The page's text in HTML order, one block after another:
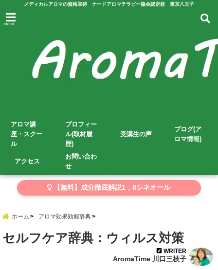
メディカルアロマの資格取得 ナードアロマテラピー協会認定校 東京八王子
menu
アロマ講
座・スクー
ル
プロフィー
ル(取材履
歴)
受講生の声
ブログ(ア
ロマ情報)
アクセス
お問い合わ
せ
【無料】成分徹底解説1，8シネオール
ホーム アロマ効果効能辞典
セルフケア辞典：ウィルス対策
WRITER
AromaTime 川口三枝子